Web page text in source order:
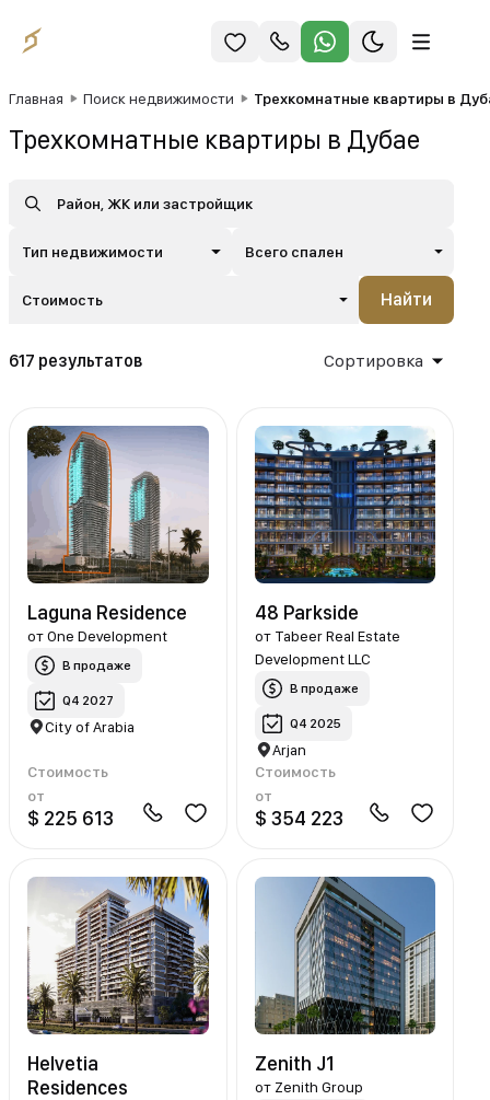
Главная Поиск недвижимости Трехкомнатные квартиры в
Трехкомнатные квартиры в Дубае
Тип недвижимости Всего спален
Стоимость Найти
617 результатов Сортировка
Laguna Residence
отOne Development
В продаже
Q4 2027
City of Arabia
Стоимость
от
$ 225 613
48 Parkside
от Tabeer Real Estate
Development LLC
В продаже
Q4 2025
Arjan
Стоимость
от
$ 354 223
Helvetia
Residences
Zenith J1
от Zenith Group